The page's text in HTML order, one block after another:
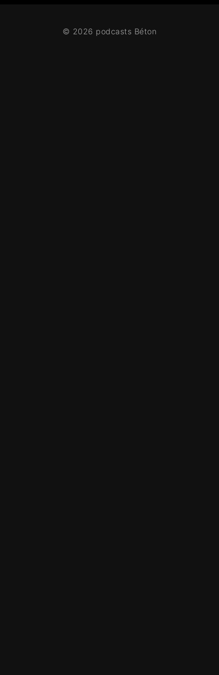
© 2026 podcasts Béton